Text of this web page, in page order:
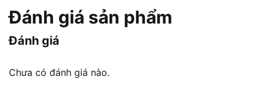
Để đưa ra quyết định mua hàng đúng đắn, người
dùng cần nắm rõ các ứng dụng phù hợp, phụ kiện
tương thích và so sánh trực tiếp giữa DCG413B
với các dòng máy mài khác. Tiếp theo
sẽ phân tích toàn diện từ thông số kỹ thuật,
tính năng nổi bật, đánh giá hiệu suất cho đến lời
Đánh giá sản phẩm
Đánh giá
Chưa có đánh giá nào.